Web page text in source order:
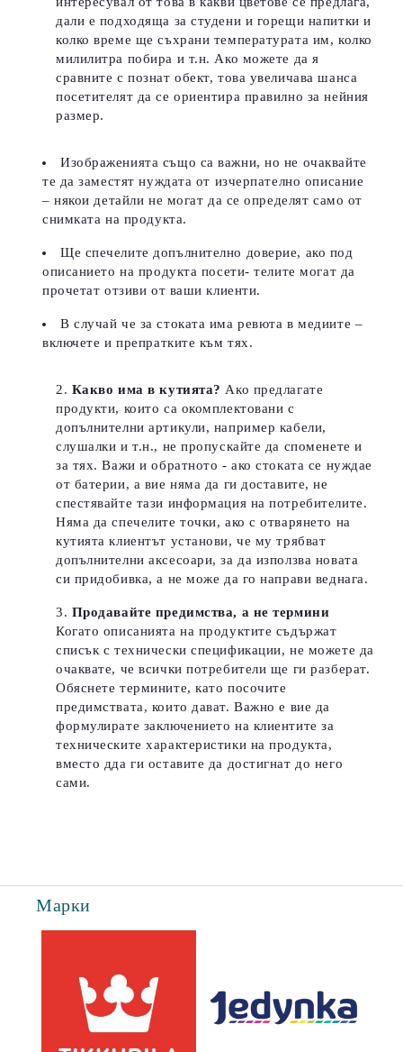
дали е подходяща за студени и горещи напитки и
колко време ще съхрани температурата им, колко
милилитра побира и т.н. Ако можете да я
сравните с познат обект, това увеличава шанса
посетителят да се ориентира правилно за нейния
размер.
Изображенията също са важни, но не очаквайте
те да заместят нуждата от изчерпателно описание
– някои детайли не могат да се определят само от
снимката на продукта.
Ще спечелите допълнително доверие, ако под
описанието на продукта посети- телите могат да
прочетат отзиви от ваши клиенти.
В случай че за стоката има ревюта в медиите –
включете и препратките към тях.
Какво има в кутията? Ако предлагате
продукти, които са окомплектовани с
допълнителни артикули, например кабели,
слушалки и т.н., не пропускайте да споменете и
за тях. Важи и обратното - ако стоката се нуждае
от батерии, а вие няма да ги доставите, не
спестявайте тази информация на потребителите.
Няма да спечелите точки, ако с отварянето на
кутията клиентът установи, че му трябват
допълнителни аксесоари, за да използва новата
си придобивка, а не може да го направи веднага.
Продавайте предимства, а не термини
Когато описанията на продуктите съдържат
списък с технически спецификации, не можете да
очаквате, че всички потребители ще ги разберат.
Обяснете термините, като посочите
предимствата, които дават. Важно е вие да
формулирате заключението на клиентите за
техническите характеристики на продукта,
вместо дда ги оставите да достигнат до него
сами.
Марки